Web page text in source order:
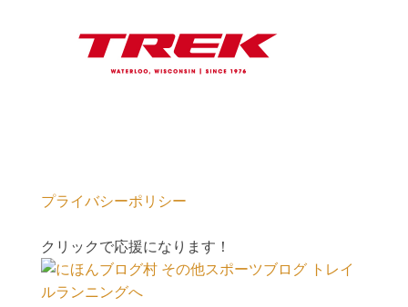
プライバシーポリシー
クリックで応援になります！